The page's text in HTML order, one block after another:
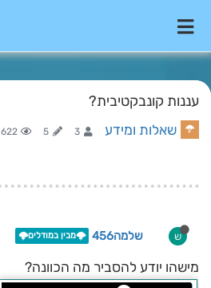
עננות קונבקטיבית?
שאלות ומידע 3
5
622
ש שלמה456 🌩️מבין במודלים🌩️
מישהו יודע להסביר מה הכוונה?